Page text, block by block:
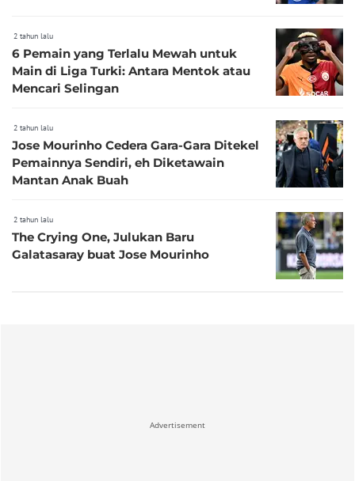
2 tahun lalu
6 Pemain yang Terlalu Mewah untuk
Main di Liga Turki: Antara Mentok atau
Mencari Selingan
2 tahun lalu
Jose Mourinho Cedera Gara-Gara Ditekel
Pemainnya Sendiri, eh Diketawain
Mantan Anak Buah
2 tahun lalu
The Crying One, Julukan Baru
Galatasaray buat Jose Mourinho
Advertisement